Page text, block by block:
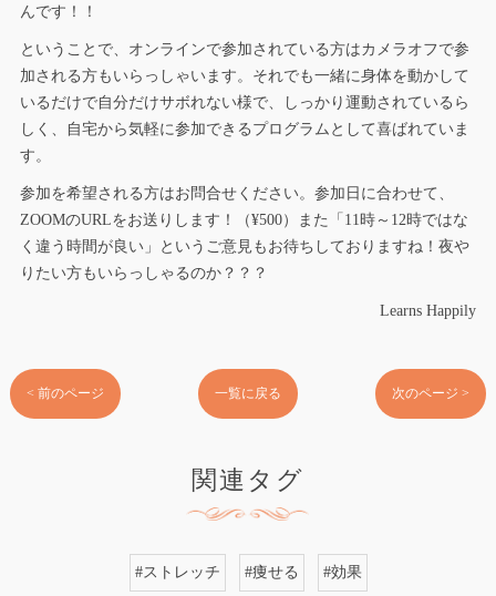
んです！！
ということで、オンラインで参加されている方はカメラオフで参
加される方もいらっしゃいます。それでも一緒に身体を動かして
いるだけで自分だけサボれない様で、しっかり運動されているら
しく、自宅から気軽に参加できるプログラムとして喜ばれていま
す。
参加を希望される方はお問合せください。参加日に合わせて、
ZOOMのURLをお送りします！（¥500）また「11時～12時ではな
く違う時間が良い」というご意見もお待ちしておりますね！夜や
りたい方もいらっしゃるのか？？？
Learns Happily
< 前のページ 一覧に戻る 次のページ >
関連タグ
#ストレッチ #痩せる #効果